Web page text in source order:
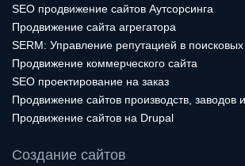
SEO продвижение сайтов Аутсорсинга
Продвижение сайта агрегатора
SERM: Управление репутацией в
Продвижение коммерческого сайта
SEO проектирование на заказ
Продвижение сайтов производств, заводов
Продвижение сайтов на Drupal
Создание сайтов